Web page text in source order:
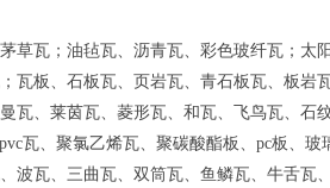
草瓦；油毡瓦、沥青瓦、彩色玻纤瓦；太
瓦板、石板瓦、页岩瓦、青石板瓦、板岩
瓦、莱茵瓦、菱形瓦、和瓦、飞鸟瓦、石
瓦、聚氯乙烯瓦、聚碳酸酯板、pc板、
波瓦、三曲瓦、双筒瓦、鱼鳞瓦、牛舌瓦